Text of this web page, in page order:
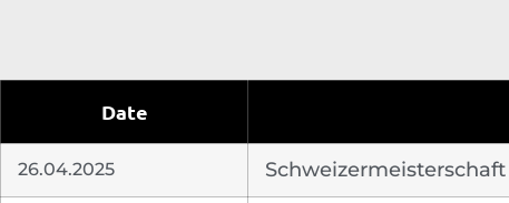
Date
26.04.2025